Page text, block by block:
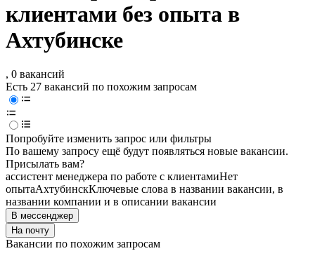
клиентами без опыта в
Ахтубинске
, 0 вакансий
Есть 27 вакансий по похожим запросам
Попробуйте изменить запрос или фильтры
По вашему запросу ещё будут появляться новые вакансии.
Присылать вам?
ассистент менеджера по работе с клиентамиНет
опытаАхтубинскКлючевые слова в названии вакансии, в
названии компании и в описании вакансии
В мессенджер
На почту
Вакансии по похожим запросам